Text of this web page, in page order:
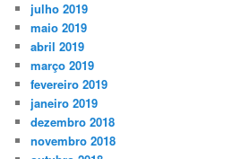
julho 2019
maio 2019
abril 2019
março 2019
fevereiro 2019
janeiro 2019
dezembro 2018
novembro 2018